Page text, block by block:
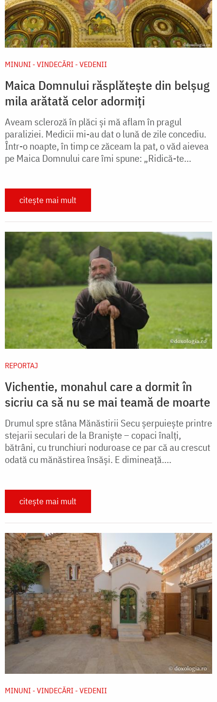
MINUNI - VINDECĂRI - VEDENII
Maica Domnului răsplătește din belșug
mila arătată celor adormiți
Aveam scleroză în plăci şi mă aflam în pragul
paraliziei. Medicii mi-au dat o lună de zile concediu.
Într-o noapte, în timp ce zăceam la pat, o văd aievea
pe Maica Domnului care îmi spune: „Ridică-te...
citește mai mult
REPORTAJ
Vichentie, monahul care a dormit în
sicriu ca să nu se mai teamă de moarte
Drumul spre stâna Mănăstirii Secu șerpuiește printre
stejarii seculari de la Braniște – copaci înalți,
bătrâni, cu trunchiuri noduroase ce par că au crescut
odată cu mănăstirea însăși. E dimineață....
citește mai mult
MINUNI - VINDECĂRI - VEDENII